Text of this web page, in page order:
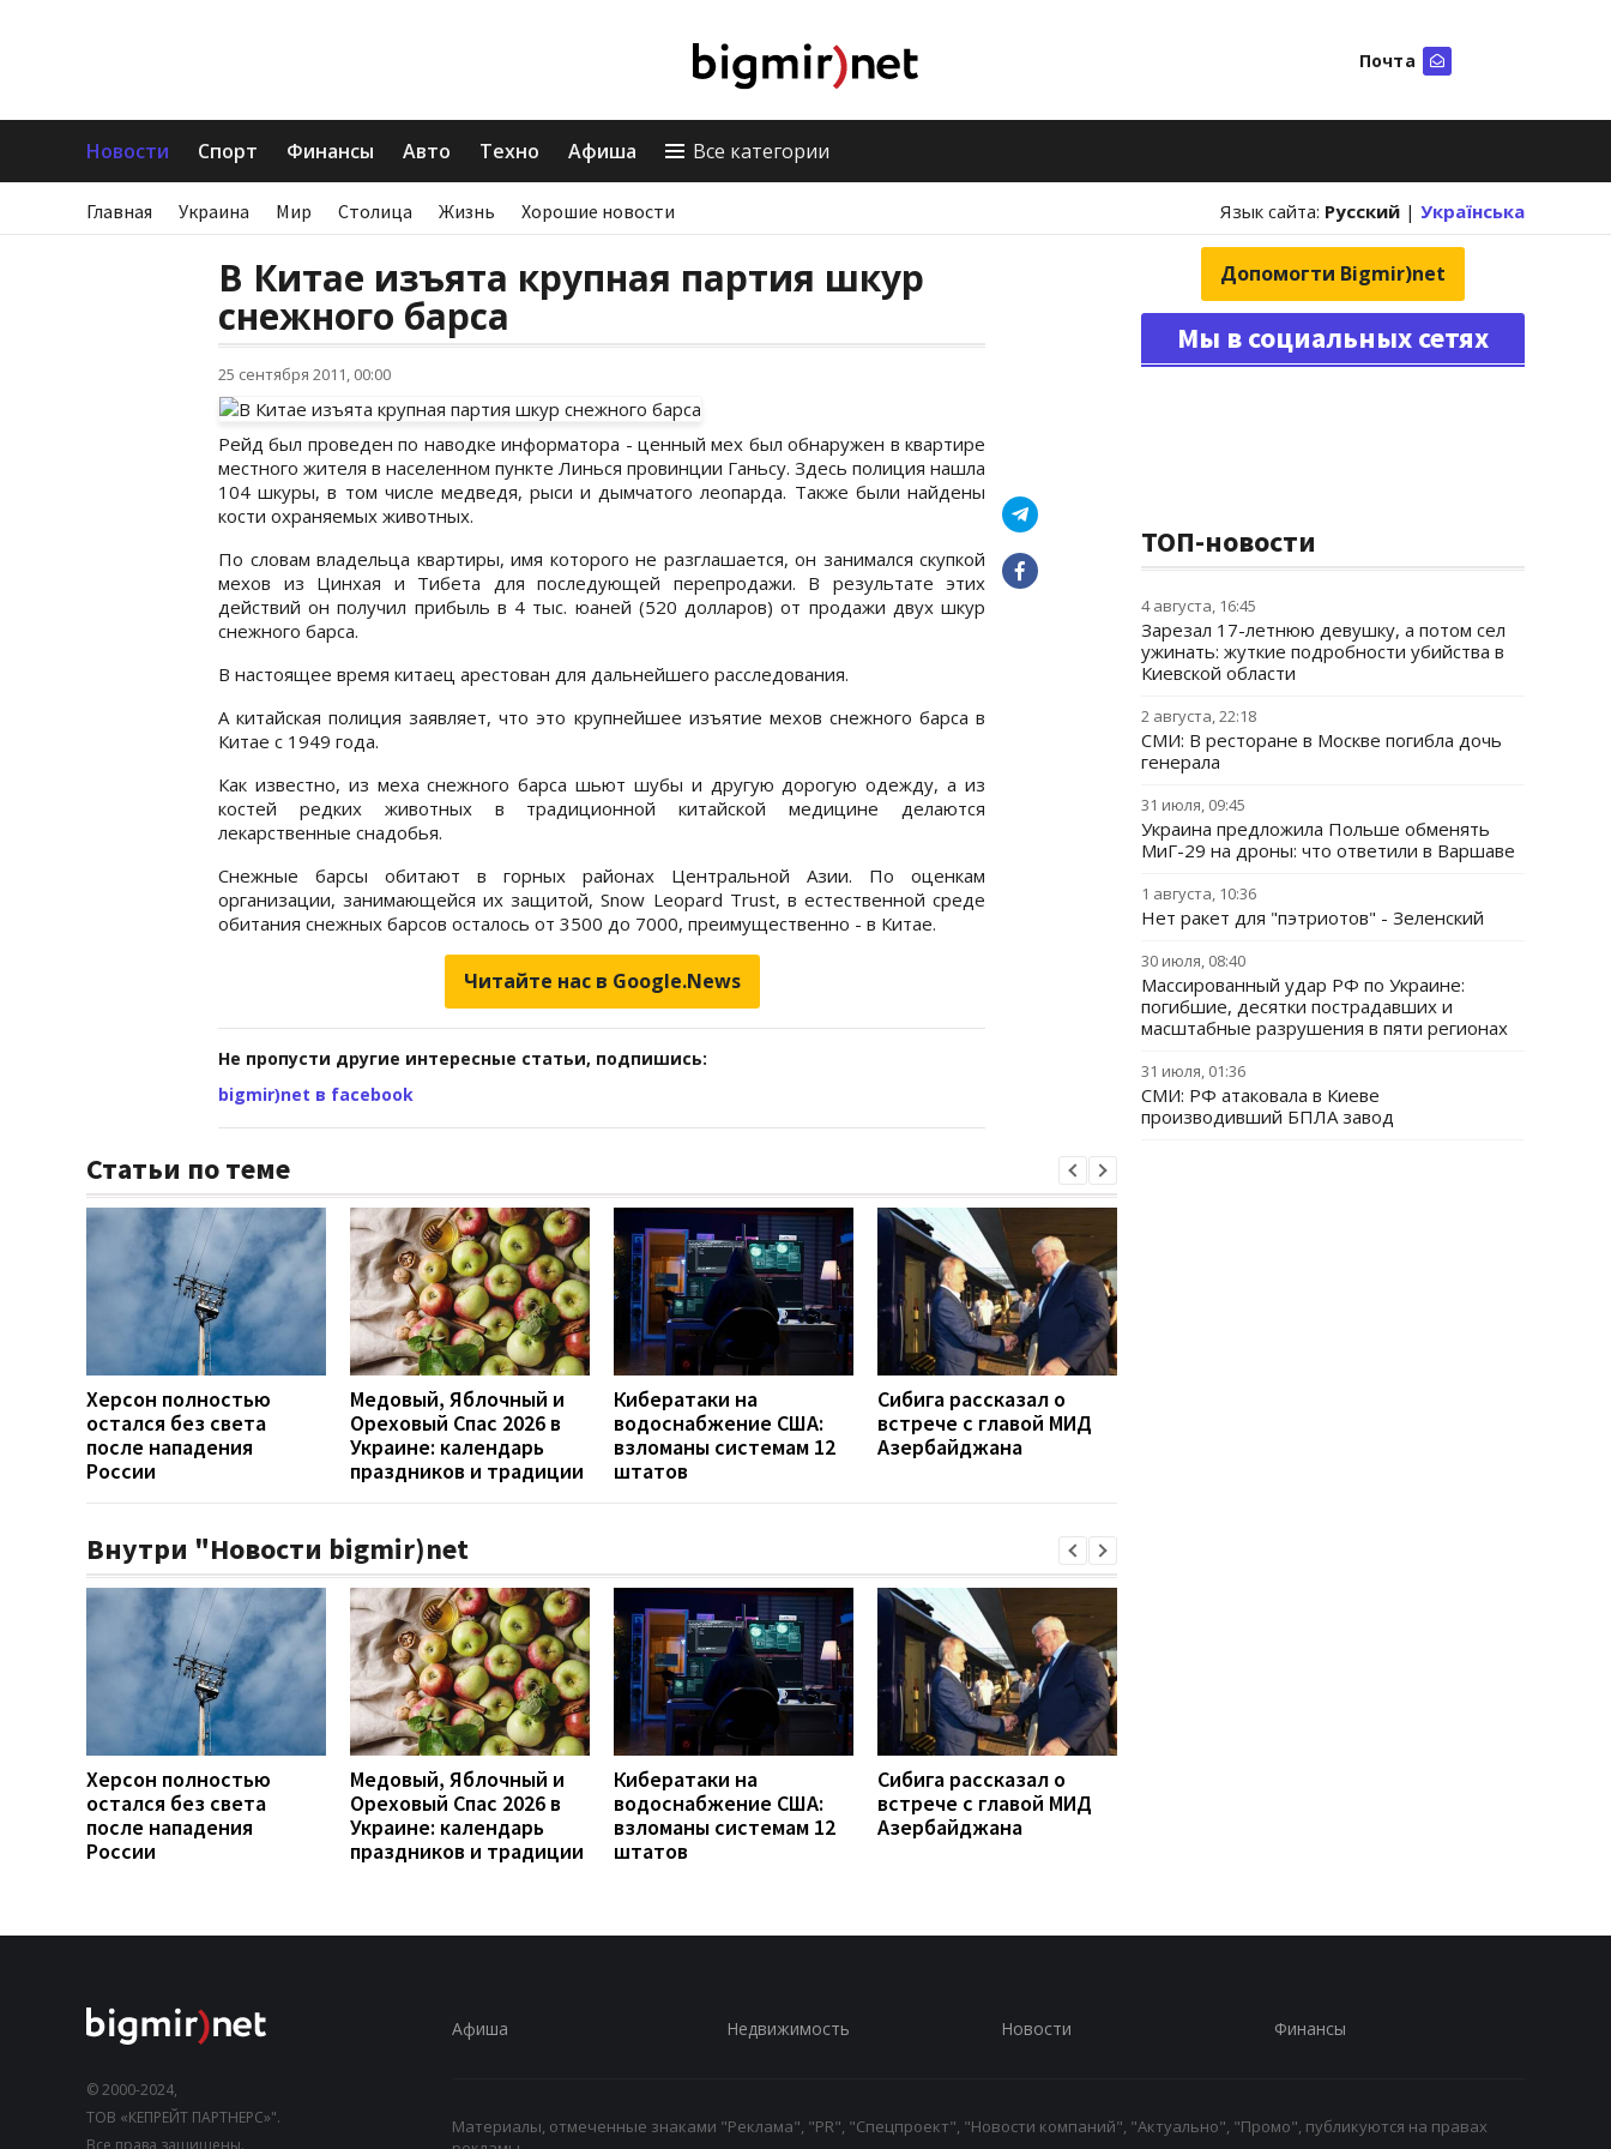
Почта
Новости Спорт Финансы Авто Техно Афиша Все категории
Главная Украина Мир Столица Жизнь Хорошие новости Язык сайта: Русский | Українська
В Китае изъята крупная партия шкур
снежного барса
25 сентября 2011, 00:00
Рейд был проведен по наводке информатора - ценный мех был обнаружен в квартире
местного жителя в населенном пункте Линься провинции Ганьсу. Здесь полиция нашла
104 шкуры, в том числе медведя, рыси и дымчатого леопарда. Также были найдены
кости охраняемых животных.
По словам владельца квартиры, имя которого не разглашается, он занимался скупкой
мехов из Цинхая и Тибета для последующей перепродажи. В результате этих
действий он получил прибыль в 4 тыс. юаней (520 долларов) от продажи двух шкур
снежного барса.
В настоящее время китаец арестован для дальнейшего расследования.
А китайская полиция заявляет, что это крупнейшее изъятие мехов снежного барса в
Китае с 1949 года.
Как известно, из меха снежного барса шьют шубы и другую дорогую одежду, а из
костей редких животных в традиционной китайской медицине делаются
лекарственные снадобья.
Снежные барсы обитают в горных районах Центральной Азии. По оценкам
организации, занимающейся их защитой, Snow Leopard Trust, в естественной среде
обитания снежных барсов осталось от 3500 до 7000, преимущественно - в Китае.
Читайте нас в Google.News
Не пропусти другие интересные статьи, подпишись:
bigmir)net в facebook
Статьи по теме
Херсон полностью
остался без света
после нападения
России
Медовый, Яблочный и
Ореховый Спас 2026 в
Украине: календарь
праздников и традиции
Кибератаки на
водоснабжение США:
взломаны системам 12
штатов
Сибига рассказал о
встрече с главой МИД
Азербайджана
Внутри "Новости bigmir)net
Херсон полностью
остался без света
после нападения
России
Медовый, Яблочный и
Ореховый Спас 2026 в
Украине: календарь
праздников и традиции
Кибератаки на
водоснабжение США:
взломаны системам 12
штатов
Сибига рассказал о
встрече с главой МИД
Азербайджана
Допомогти Bigmir)net
Мы в социальных сетях
ТОП-новости
4 августа, 16:45
Зарезал 17-летнюю девушку, а потом сел
ужинать: жуткие подробности убийства в
Киевской области
2 августа, 22:18
СМИ: В ресторане в Москве погибла дочь
генерала
31 июля, 09:45
Украина предложила Польше обменять
МиГ-29 на дроны: что ответили в Варшаве
1 августа, 10:36
Нет ракет для "пэтриотов" - Зеленский
30 июля, 08:40
Массированный удар РФ по Украине:
погибшие, десятки пострадавших и
масштабные разрушения в пяти регионах
31 июля, 01:36
СМИ: РФ атаковала в Киеве
производивший БПЛА завод
© 2000-2024,
ТОВ «КЕПРЕЙТ ПАРТНЕРС»".
Все права защищены.
Афиша Недвижимость Новости Финансы
Материалы, отмеченные знаками "Реклама", "PR", "Спецпроект", "Новости компаний", "Актуально", "Промо", публикуются на правах